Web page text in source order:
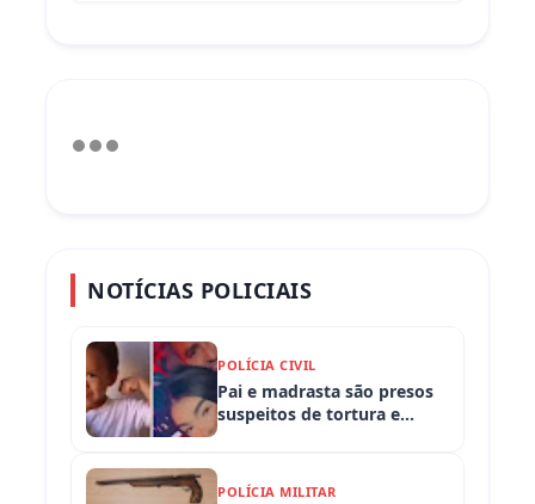
NOTÍCIAS POLICIAIS
POLÍCIA CIVIL
Pai e madrasta são presos
suspeitos de tortura e
POLÍCIA MILITAR